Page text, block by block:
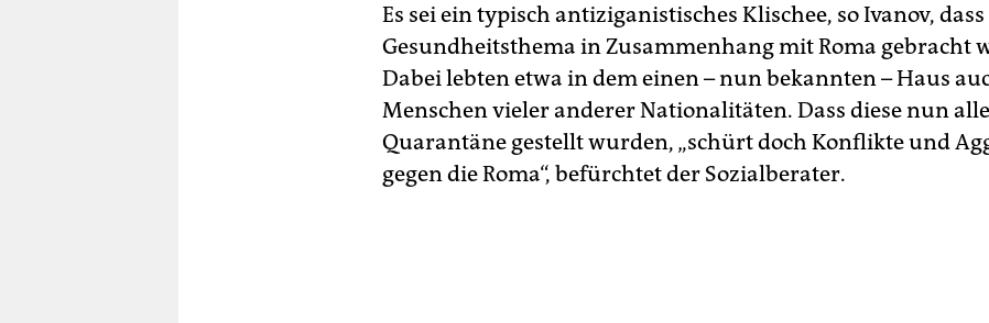
Es sei ein typisch antiziganistisches Klischee, so Ivanov,
Gesundheitsthema in Zusammenhang mit Roma gebracht
Dabei lebten etwa in dem einen – nun bekannten – Haus
Menschen vieler anderer Nationalitäten. Dass diese nun
Quarantäne gestellt wurden, „schürt doch Konflikte und
gegen die Roma“, befürchtet der Sozialberater.